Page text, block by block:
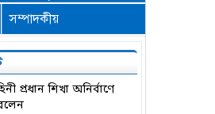
সম্পাদকীয়
প্রধান শিখা অনির্বাণে